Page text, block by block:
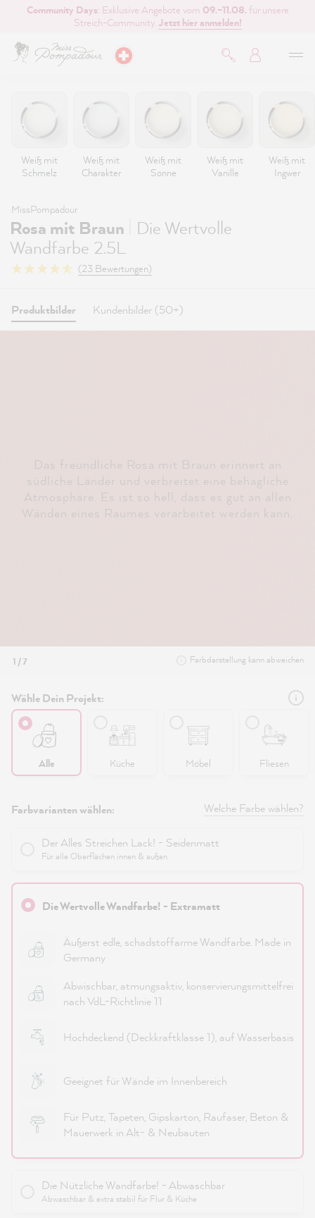
springen
Community Days: Exklusive Angebote vom 09.–11.08. für unsere
Streich-Community. Jetzt hier anmelden!
Weiß mit
Schmelz
Weiß mit
Charakter
Weiß mit
Sonne
Weiß mit
Vanille
Weiß mit
Ingwer
MissPompadour
Rosa mit Braun
Die Wertvolle
Wandfarbe 2.5L
(23 Bewertungen)
Produktbilder Kundenbilder (50+)
Das freundliche Rosa mit Braun erinnert an
südliche Länder und verbreitet eine behagliche
Atmosphäre. Es ist so hell, dass es gut an allen
Wänden eines Raumes verarbeitet werden kann.
1 / 7 Farbdarstellung kann abweichen
Wähle Dein Projekt:
Alle Küche Möbel Fliesen
Farbvarianten wählen: Welche Farbe wählen?
Der Alles Streichen Lack! - Seidenmatt
Für alle Oberflächen innen & außen
Die Wertvolle Wandfarbe! - Extramatt
Äußerst edle, schadstoffarme Wandfarbe. Made in
Germany
Abwischbar, atmungsaktiv, konservierungsmittelfrei
nach VdL-Richtlinie 11
Hochdeckend (Deckkraftklasse 1), auf Wasserbasis
Geeignet für Wände im Innenbereich
Für Putz, Tapeten, Gipskarton, Raufaser, Beton &
Mauerwerk in Alt- & Neubauten
Die Nützliche Wandfarbe! - Abwaschbar
Abwaschbar & extra stabil für Flur & Küche